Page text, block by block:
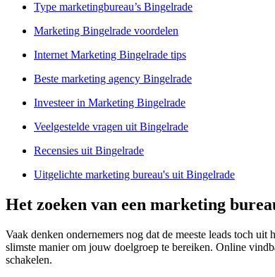
Type marketingbureau’s Bingelrade
Marketing Bingelrade voordelen
Internet Marketing Bingelrade tips
Beste marketing agency Bingelrade
Investeer in Marketing Bingelrade
Veelgestelde vragen uit Bingelrade
Recensies uit Bingelrade
Uitgelichte marketing bureau's uit Bingelrade
Het zoeken van een marketing
Vaak denken ondernemers nog dat de meeste leads toch
slimste manier om jouw doelgroep te bereiken. Online
schakelen.